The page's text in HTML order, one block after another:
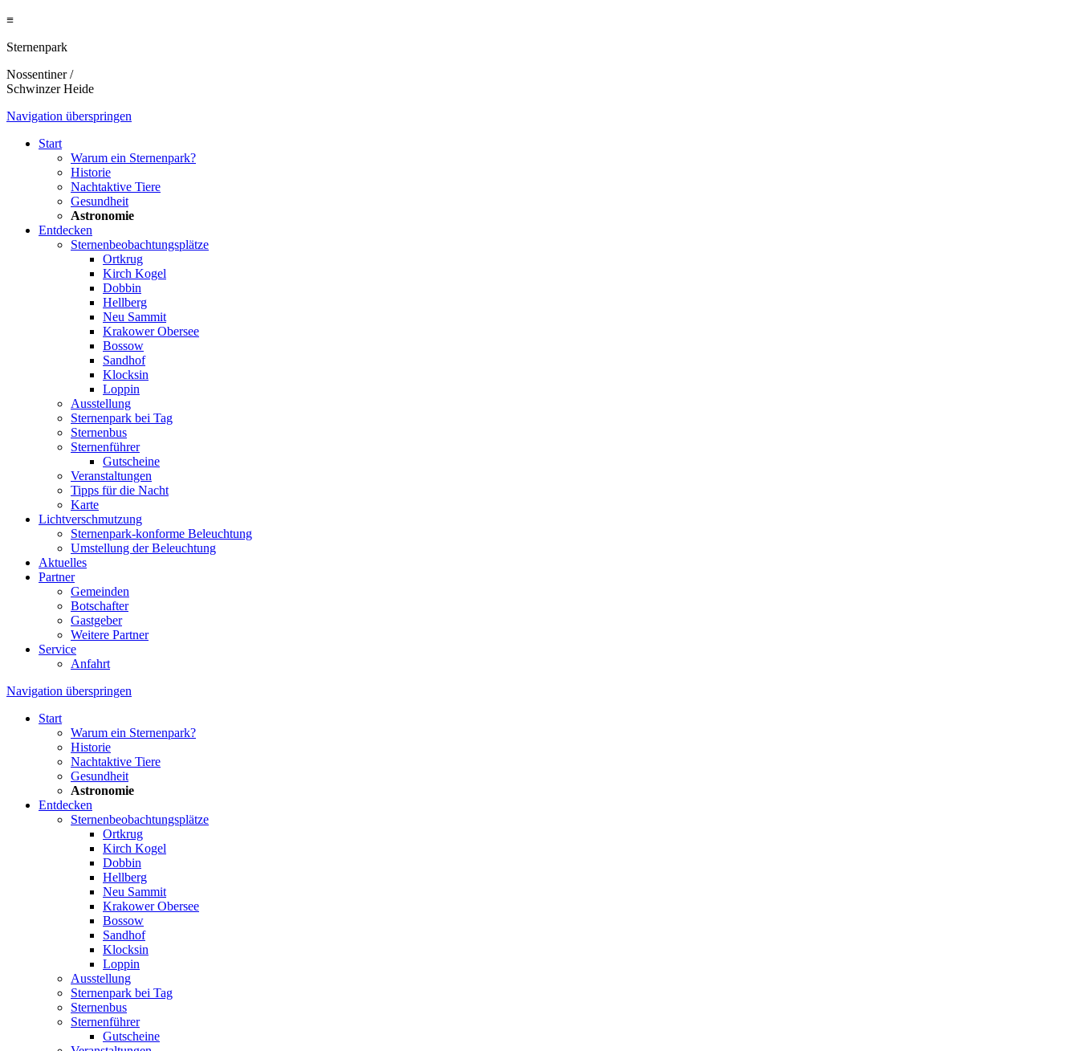
≡
Sternenpark
Nossentiner /
Schwinzer Heide
Navigation überspringen
Start
Warum ein Sternenpark?
Historie
Nachtaktive Tiere
Gesundheit
Astronomie
Entdecken
Sternenbeobachtungsplätze
Ortkrug
Kirch Kogel
Dobbin
Hellberg
Neu Sammit
Krakower Obersee
Bossow
Sandhof
Klocksin
Loppin
Ausstellung
Sternenpark bei Tag
Sternenbus
Sternenführer
Gutscheine
Veranstaltungen
Tipps für die Nacht
Karte
Lichtverschmutzung
Sternenpark-konforme Beleuchtung
Umstellung der Beleuchtung
Aktuelles
Partner
Gemeinden
Botschafter
Gastgeber
Weitere Partner
Service
Anfahrt
Navigation überspringen
Start
Warum ein Sternenpark?
Historie
Nachtaktive Tiere
Gesundheit
Astronomie
Entdecken
Sternenbeobachtungsplätze
Ortkrug
Kirch Kogel
Dobbin
Hellberg
Neu Sammit
Krakower Obersee
Bossow
Sandhof
Klocksin
Loppin
Ausstellung
Sternenpark bei Tag
Sternenbus
Sternenführer
Gutscheine